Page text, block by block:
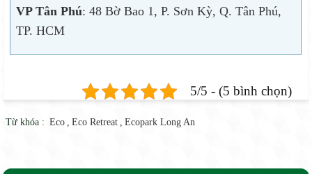
VP Tân Phú: 48 Bờ Bao 1, P. Sơn Kỳ, Q. Tân Phú,
TP. HCM
5/5 - (5 bình chọn)
Từ khóa : Eco , Eco Retreat , Ecopark Long An